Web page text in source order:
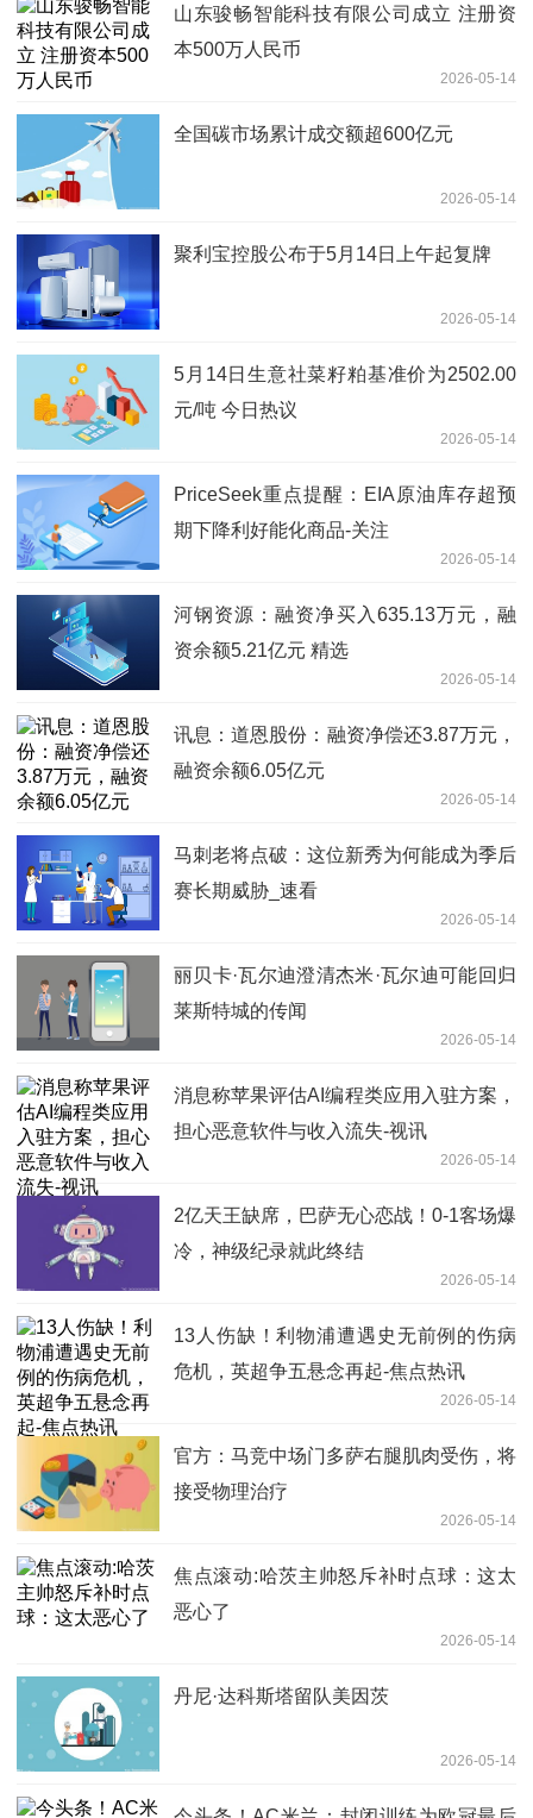
山东骏畅智能科技有限公司成立 注册资
本500万人民币
2026-05-14
全国碳市场累计成交额超600亿元
2026-05-14
聚利宝控股公布于5月14日上午起复牌
2026-05-14
5月14日生意社菜籽粕基准价为2502.00
元/吨 今日热议
2026-05-14
PriceSeek重点提醒：EIA原油库存超预
期下降利好能化商品-关注
2026-05-14
河钢资源：融资净买入635.13万元，融
资余额5.21亿元 精选
2026-05-14
讯息：道恩股份：融资净偿还3.87万元，
融资余额6.05亿元
2026-05-14
马刺老将点破：这位新秀为何能成为季后
赛长期威胁_速看
2026-05-14
丽贝卡·瓦尔迪澄清杰米·瓦尔迪可能回归
莱斯特城的传闻
2026-05-14
消息称苹果评估AI编程类应用入驻方案，
担心恶意软件与收入流失-视讯
2026-05-14
2亿天王缺席，巴萨无心恋战！0-1客场爆
冷，神级纪录就此终结
2026-05-14
13人伤缺！利物浦遭遇史无前例的伤病
危机，英超争五悬念再起-焦点热讯
2026-05-14
官方：马竞中场门多萨右腿肌肉受伤，将
接受物理治疗
2026-05-14
焦点滚动:哈茨主帅怒斥补时点球：这太
恶心了
2026-05-14
丹尼·达科斯塔留队美因茨
2026-05-14